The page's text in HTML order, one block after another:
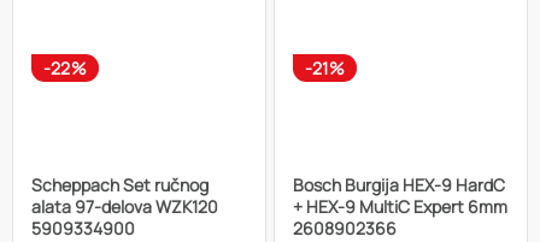
-22%
Scheppach Set ručnog
alata 97-delova WZK120
5909334900
-21%
Bosch Burgija HEX-9 HardC
+ HEX-9 MultiC Expert 6mm
2608902366